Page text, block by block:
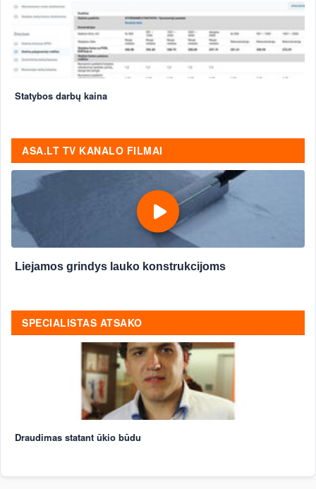
Statybos darbų kaina
ASA.LT TV KANALO FILMAI
Liejamos grindys lauko konstrukcijoms
SPECIALISTAS ATSAKO
Draudimas statant ūkio būdu